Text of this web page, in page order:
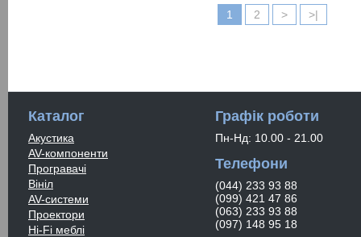
1 2 > >|
Каталог
Акустика
AV-компоненти
Програвачі
Вініл
AV-системи
Проектори
Hi-Fi меблі
Графік роботи
Пн-Нд: 10.00 - 21.00
Телефони
(044) 233 93 88
(099) 421 47 86
(063) 233 93 88
(097) 148 95 18